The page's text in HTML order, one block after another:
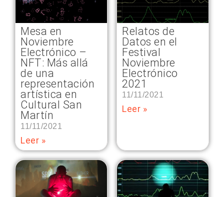
Mesa en
Noviembre
Electrónico –
NFT: Más allá
de una
representación
artística en
Cultural San
Martín
11/11/2021
Leer »
Relatos de
Datos en el
Festival
Noviembre
Electrónico
2021
11/11/2021
Leer »